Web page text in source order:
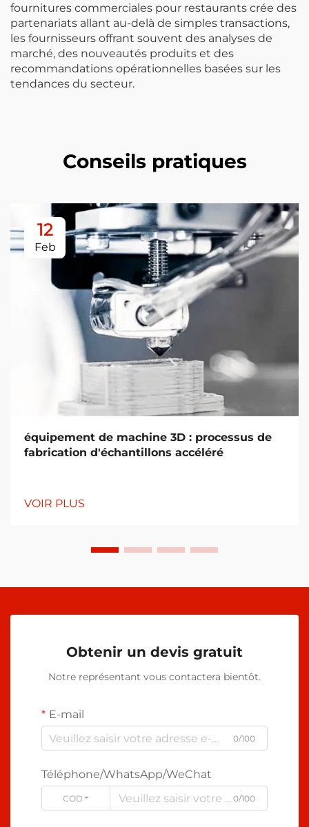
fournitures commerciales pour restaurants crée des
partenariats allant au-delà de simples transactions,
les fournisseurs offrant souvent des analyses de
marché, des nouveautés produits et des
recommandations opérationnelles basées sur les
tendances du secteur.
Conseils pratiques
12
Feb
équipement de machine 3D : processus de
fabrication d'échantillons accéléré
VOIR PLUS
Obtenir un devis gratuit
Notre représentant vous contactera bientôt.
E-mail
0/100
Téléphone/WhatsApp/WeChat
CODE 0/100